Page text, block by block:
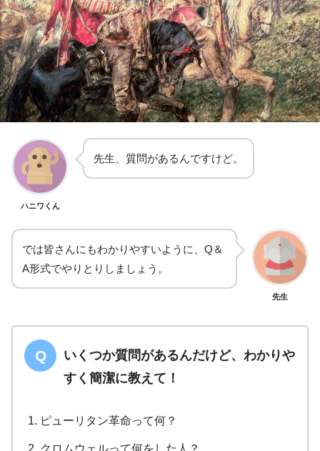
ハニワくん
先生、質問があるんですけど。
では皆さんにもわかりやすいように、Q＆
A形式でやりとりしましょう。
先生
いくつか質問があるんだけど、わかりや
すく簡潔に教えて！
ピューリタン革命って何？
クロムウェルって何をした人？